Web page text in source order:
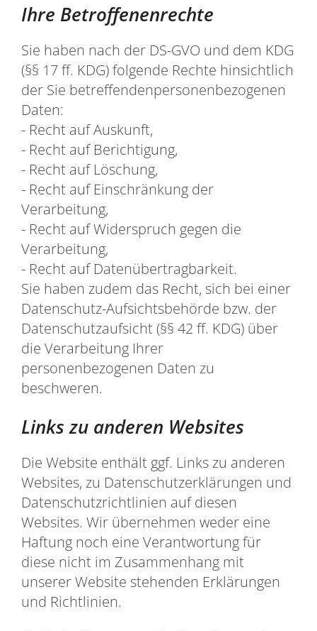
Ihre Betroffenenrechte
Sie haben nach der DS-GVO und dem KDG
(§§ 17 ff. KDG) folgende Rechte hinsichtlich
der Sie betreffendenpersonenbezogenen
Daten:
- Recht auf Auskunft,
- Recht auf Berichtigung,
- Recht auf Löschung,
- Recht auf Einschränkung der
Verarbeitung,
- Recht auf Widerspruch gegen die
Verarbeitung,
- Recht auf Datenübertragbarkeit.
Sie haben zudem das Recht, sich bei einer
Datenschutz-Aufsichtsbehörde bzw. der
Datenschutzaufsicht (§§ 42 ff. KDG) über
die Verarbeitung Ihrer
personenbezogenen Daten zu
beschweren.
Links zu anderen Websites
Die Website enthält ggf. Links zu anderen
Websites, zu Datenschutzerklärungen und
Datenschutzrichtlinien auf diesen
Websites. Wir übernehmen weder eine
Haftung noch eine Verantwortung für
diese nicht im Zusammenhang mit
unserer Website stehenden Erklärungen
und Richtlinien.